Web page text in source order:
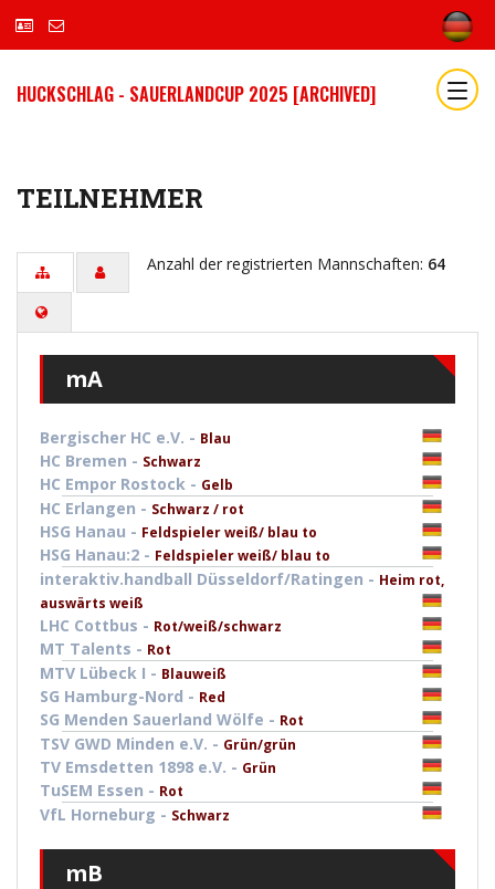
HUCKSCHLAG - SAUERLANDCUP 2025 [ARCHIVED]
TEILNEHMER
Anzahl der registrierten Mannschaften: 64
mA
Bergischer HC e.V. - Blau
HC Bremen - Schwarz
HC Empor Rostock - Gelb
HC Erlangen - Schwarz / rot
HSG Hanau - Feldspieler weiß/ blau to
HSG Hanau:2 - Feldspieler weiß/ blau to
interaktiv.handball Düsseldorf/Ratingen - Heim rot,
auswärts weiß
LHC Cottbus - Rot/weiß/schwarz
MT Talents - Rot
MTV Lübeck I - Blauweiß
SG Hamburg-Nord - Red
SG Menden Sauerland Wölfe - Rot
TSV GWD Minden e.V. - Grün/grün
TV Emsdetten 1898 e.V. - Grün
TuSEM Essen - Rot
VfL Horneburg - Schwarz
mB